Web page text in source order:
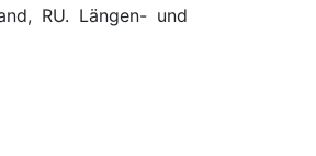
RU. Längen- und